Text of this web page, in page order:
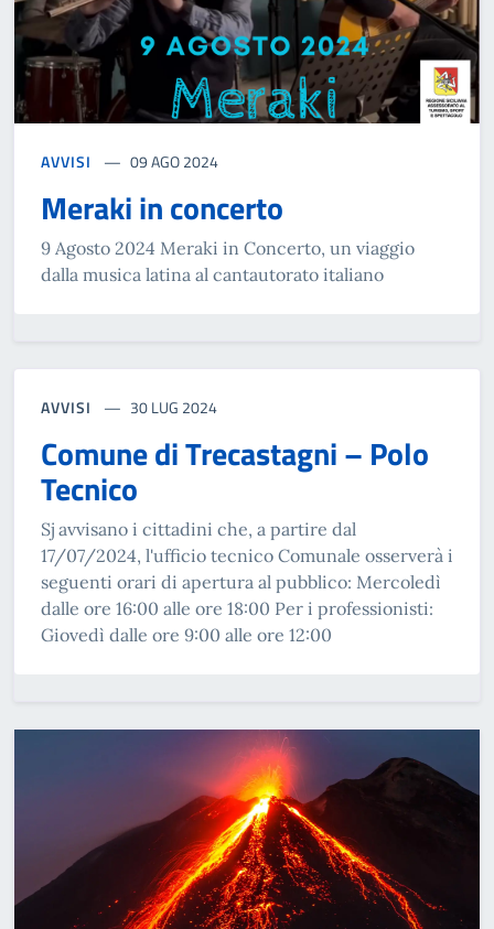
AVVISI 09 AGO 2024
Meraki in concerto
9 Agosto 2024 Meraki in Concerto, un viaggio
dalla musica latina al cantautorato italiano
AVVISI 30 LUG 2024
Comune di Trecastagni – Polo
Tecnico
Sj avvisano i cittadini che, a partire dal
17/07/2024, l'ufficio tecnico Comunale osserverà i
seguenti orari di apertura al pubblico: Mercoledì
dalle ore 16:00 alle ore 18:00 Per i professionisti:
Giovedì dalle ore 9:00 alle ore 12:00